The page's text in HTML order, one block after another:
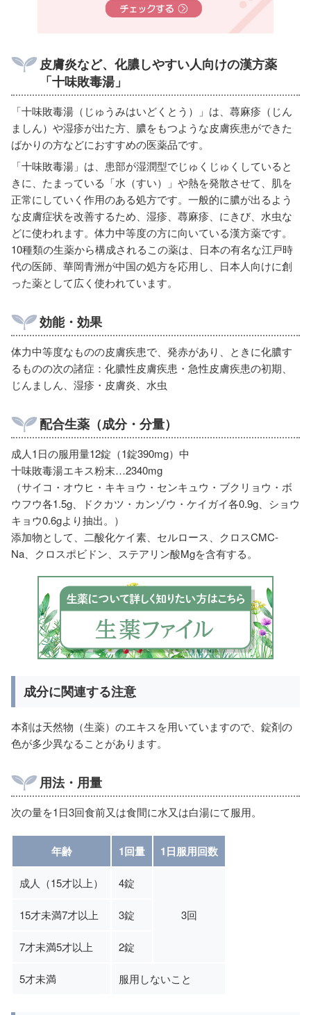
皮膚炎など、化膿しやすい人向けの漢方薬
「十味敗毒湯」
「十味敗毒湯（じゅうみはいどくとう）」は、蕁麻疹（じん
ましん）や湿疹が出た方、膿をもつような皮膚疾患ができた
ばかりの方などにおすすめの医薬品です。
「十味敗毒湯」は、患部が湿潤型でじゅくじゅくしていると
きに、たまっている「水（すい）」や熱を発散させて、肌を
正常にしていく作用のある処方です。一般的に膿が出るよう
な皮膚症状を改善するため、湿疹、蕁麻疹、にきび、水虫な
どに使われます。体力中等度の方に向いている漢方薬です。
10種類の生薬から構成されるこの薬は、日本の有名な江戸時
代の医師、華岡青洲が中国の処方を応用し、日本人向けに創
った薬として広く使われています。
効能・効果
体力中等度なものの皮膚疾患で、発赤があり、ときに化膿す
るものの次の諸症：化膿性皮膚疾患・急性皮膚疾患の初期、
じんましん、湿疹・皮膚炎、水虫
配合生薬（成分・分量）
成人1日の服用量12錠（1錠390mg）中
十味敗毒湯エキス粉末…2340mg
（サイコ・オウヒ・キキョウ・センキュウ・ブクリョウ・ボ
ウフウ各1.5g、ドクカツ・カンゾウ・ケイガイ各0.9g、ショウ
キョウ0.6gより抽出。）
添加物として、二酸化ケイ素、セルロース、クロスCMC-
Na、クロスポビドン、ステアリン酸Mgを含有する。
成分に関連する注意
本剤は天然物（生薬）のエキスを用いていますので、錠剤の
色が多少異なることがあります。
用法・用量
次の量を1日3回食前又は食間に水又は白湯にて服用。
年齢 1回量 1日服用回数
成人（15才以上） 4錠
3回
15才未満7才以上 3錠
7才未満5才以上 2錠
5才未満 服用しないこと